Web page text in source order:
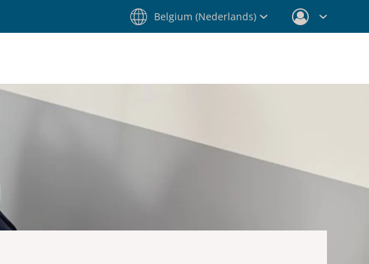
Belgium (Nederlands)